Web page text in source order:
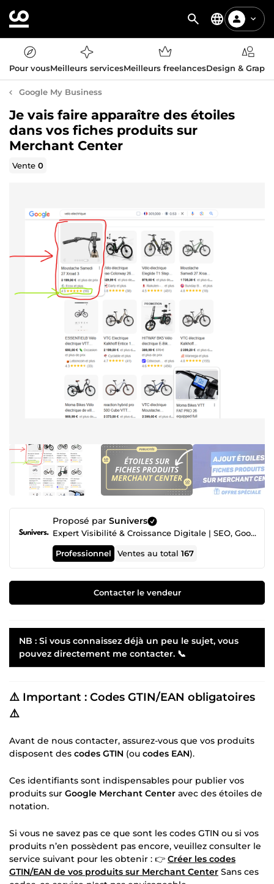
Pour vousMeilleurs servicesMeilleurs freelancesDesign &
Google My Business
Je vais faire apparaître des étoiles
dans vos fiches produits sur
Merchant Center
Vente0
Proposé par Sunivers
Expert Visibilité & Croissance Digitale | SEO, Google Ads, Développement Web & Solutions IA
Professionnel Ventes au total167
Contacter le vendeur
NB : Si vous connaissez déjà un peu le sujet, vous
pouvez directement me contacter. 📞
⚠️ Important : Codes GTIN/EAN obligatoires
⚠️
Avant de nous contacter, assurez-vous que vos produits
disposent des codes GTIN (ou codes EAN).
Ces identifiants sont indispensables pour publier vos
produits sur Google Merchant Center avec des étoiles de
notation.
Si vous ne savez pas ce que sont les codes GTIN ou si vos
produits n’en possèdent pas encore, veuillez consulter le
service suivant pour les obtenir : 👉 Créer les codes
GTIN/EAN de vos produits sur Merchant Center Sans ces